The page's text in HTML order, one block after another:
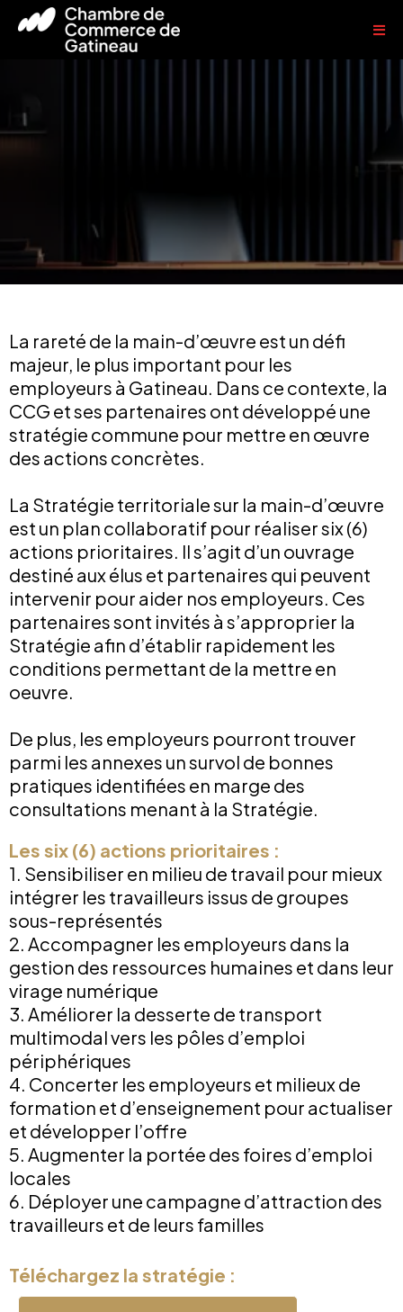
Stratégie territoriale
La rareté de la main-d’œuvre est un défi
majeur, le plus important pour les
employeurs à Gatineau. Dans ce contexte, la
CCG et ses partenaires ont développé une
stratégie commune pour mettre en œuvre
des actions concrètes.
La Stratégie territoriale sur la main-d’œuvre
est un plan collaboratif pour réaliser six (6)
actions prioritaires. Il s’agit d’un ouvrage
destiné aux élus et partenaires qui peuvent
intervenir pour aider nos employeurs. Ces
partenaires sont invités à s’approprier la
Stratégie afin d’établir rapidement les
conditions permettant de la mettre en
oeuvre.
De plus, les employeurs pourront trouver
parmi les annexes un survol de bonnes
pratiques identifiées en marge des
consultations menant à la Stratégie.
Les six (6) actions prioritaires :
1. Sensibiliser en milieu de travail pour mieux
intégrer les travailleurs issus de groupes
sous-représentés
2. Accompagner les employeurs dans la
gestion des ressources humaines et dans leur
virage numérique
3. Améliorer la desserte de transport
multimodal vers les pôles d’emploi
périphériques
4. Concerter les employeurs et milieux de
formation et d’enseignement pour actualiser
et développer l’offre
5. Augmenter la portée des foires d’emploi
locales
6. Déployer une campagne d’attraction des
travailleurs et de leurs familles
Téléchargez la stratégie :